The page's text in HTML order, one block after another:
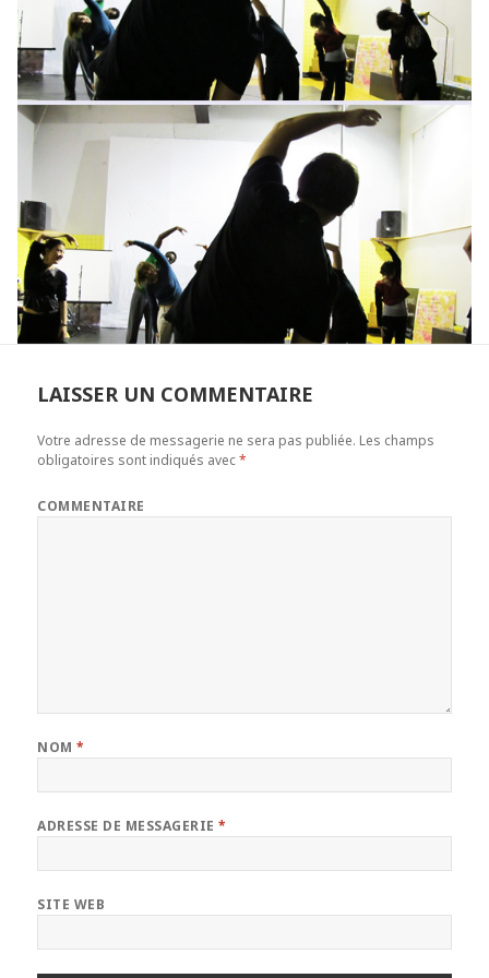
LAISSER UN COMMENTAIRE
Votre adresse de messagerie ne sera pas publiée. Les champs
obligatoires sont indiqués avec*
COMMENTAIRE
NOM*
ADRESSE DE MESSAGERIE*
SITE WEB